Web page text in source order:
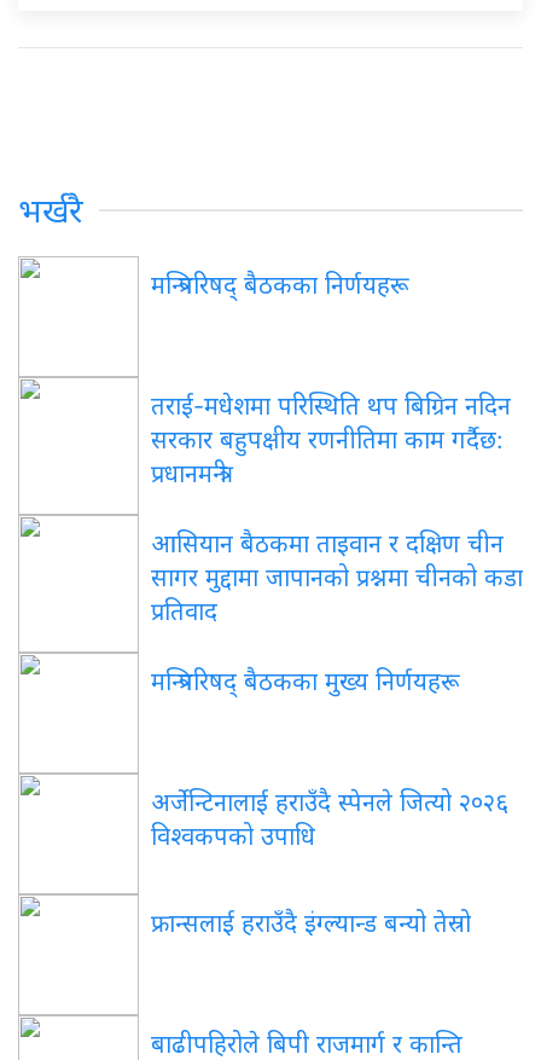
भर्खरै
मन्त्रिपरिषद् बैठकका निर्णयहरू
तराई-मधेशमा परिस्थिति थप बिग्रिन नदिन
सरकार बहुपक्षीय रणनीतिमा काम गर्दैछ:
प्रधानमन्त्री
आसियान बैठकमा ताइवान र दक्षिण चीन
सागर मुद्दामा जापानको प्रश्नमा चीनको कडा
प्रतिवाद
मन्त्रिपरिषद् बैठकका मुख्य निर्णयहरू
अर्जेन्टिनालाई हराउँदै स्पेनले जित्यो २०२६
विश्वकपको उपाधि
फ्रान्सलाई हराउँदै इंग्ल्यान्ड बन्यो तेस्रो
बाढीपहिरोले बिपी राजमार्ग र कान्ति